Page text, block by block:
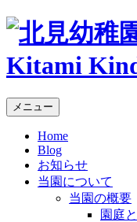
Kitami
メニュー
Home
Blog
お知らせ
当園について
当園の概要
園庭